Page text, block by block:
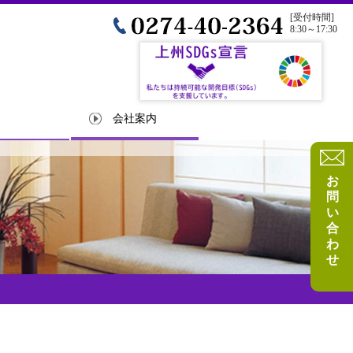
0274-40-2364
[受付時間]
8:30～17:30
会社案内
お
問
い
合
わ
せ